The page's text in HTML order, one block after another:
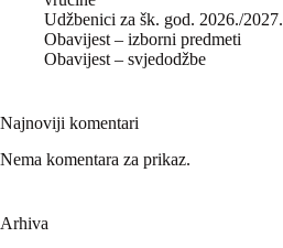
Udžbenici za šk. god. 2026./2027.
Obavijest – izborni predmeti
Obavijest – svjedodžbe
Najnoviji komentari
Nema komentara za prikaz.
Arhiva